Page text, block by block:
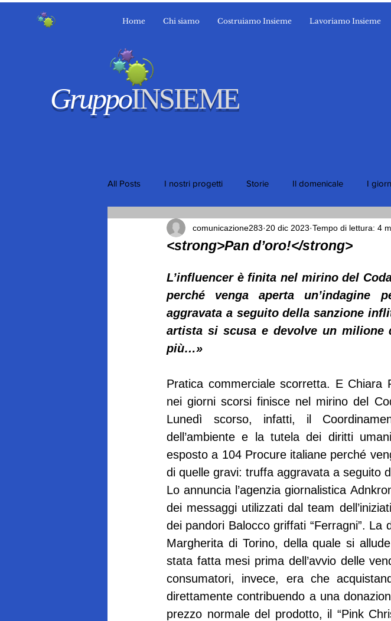
GruppoINSIEME
Home Chi siamo Costruiamo Insieme Lavoriamo Insieme
All Posts I nostri progetti Storie Il domenicale I
<strong>Pan d’oro!</strong>
comunicazione283 20 dic 2023 Tempo di lettura: 4
L’influencer è finita nel mirino del
perché venga aperta un’indagine
aggravata a seguito della sanzione
artista si scusa e devolve un
più…»
Pratica commerciale scorretta. E Chiara
nei giorni scorsi finisce nel mirino del
Lunedì scorso, infatti, il
dell’ambiente e la tutela dei diritti
esposto a 104 Procure italiane perché
di quelle gravi: truffa aggravata a seguito
Lo annuncia l’agenzia giornalistica
dei messaggi utilizzati dal team
dei pandori Balocco griffati “Ferragni”. La
Margherita di Torino, della quale si
stata fatta mesi prima dell’avvio delle
consumatori, invece, era che
direttamente contribuendo a una
prezzo normale del prodotto, il “Pink